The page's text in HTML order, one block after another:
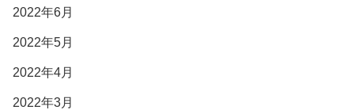
2022年6月
2022年5月
2022年4月
2022年3月